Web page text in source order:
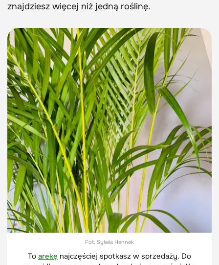
znajdziesz więcej niż jedną roślinę.
Fot. Sylwia Hennek
To arekę najczęściej spotkasz w sprzedaży. Do